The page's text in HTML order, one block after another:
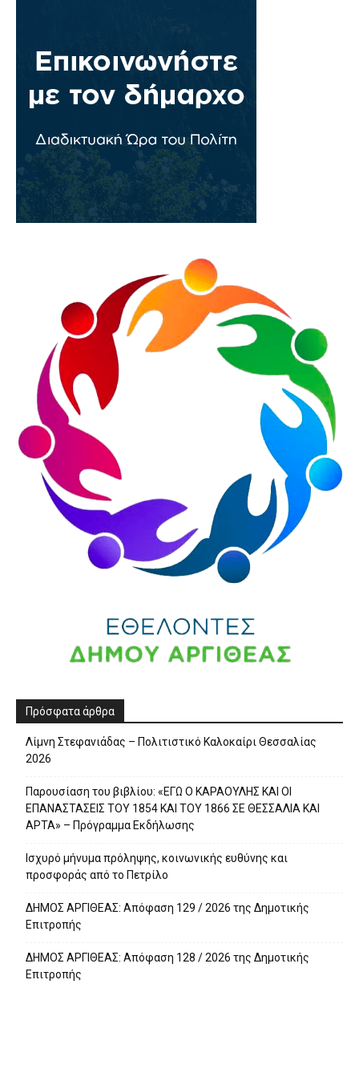
Πρόσφατα άρθρα
Λίμνη Στεφανιάδας – Πολιτιστικό Καλοκαίρι Θεσσαλίας
2026
Παρουσίαση του βιβλίου: «ΕΓΩ Ο ΚΑΡΑΟΥΛΗΣ ΚΑΙ ΟΙ
ΕΠΑΝΑΣΤΑΣΕΙΣ ΤΟΥ 1854 ΚΑΙ ΤΟΥ 1866 ΣΕ ΘΕΣΣΑΛΙΑ ΚΑΙ
ΑΡΤΑ» – Πρόγραμμα Εκδήλωσης
Ισχυρό μήνυμα πρόληψης, κοινωνικής ευθύνης και
προσφοράς από το Πετρίλο
ΔΗΜΟΣ ΑΡΓΙΘΕΑΣ: Απόφαση 129 / 2026 της Δημοτικής
Επιτροπής
ΔΗΜΟΣ ΑΡΓΙΘΕΑΣ: Απόφαση 128 / 2026 της Δημοτικής
Επιτροπής